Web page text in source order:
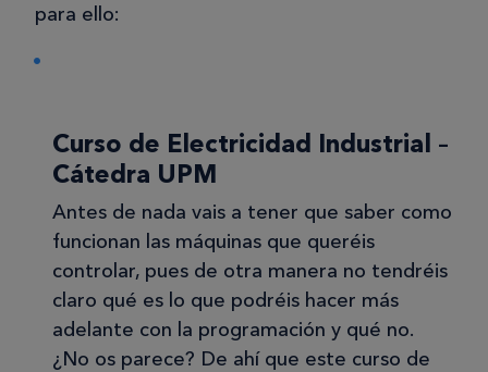
para ello:
Curso de Electricidad Industrial –
Cátedra UPM
Antes de nada vais a tener que saber como
funcionan las máquinas que queréis
controlar, pues de otra manera no tendréis
claro qué es lo que podréis hacer más
adelante con la programación y qué no.
¿No os parece? De ahí que este curso de